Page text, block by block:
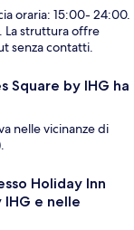
oraria: 15:00- 24:00.
La struttura offre
senza contatti.
Square by IHG ha
nelle vicinanze di
Holiday Inn
IHG e nelle